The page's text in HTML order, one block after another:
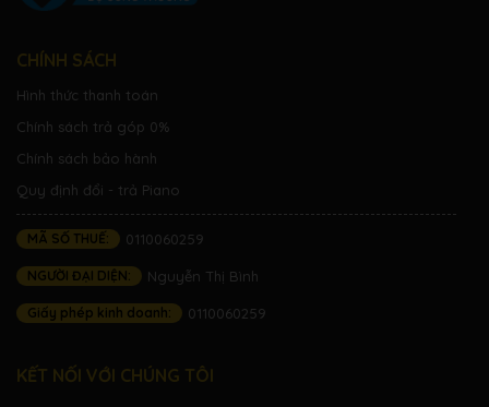
CHÍNH SÁCH
Hình thức thanh toán
Chính sách trả góp 0%
Chính sách bảo hành
Quy định đổi - trả Piano
MÃ SỐ THUẾ: 0110060259
NGƯỜI ĐẠI DIỆN: Nguyễn Thị Bình
Giấy phép kinh doanh: 0110060259
KẾT NỐI VỚI CHÚNG TÔI